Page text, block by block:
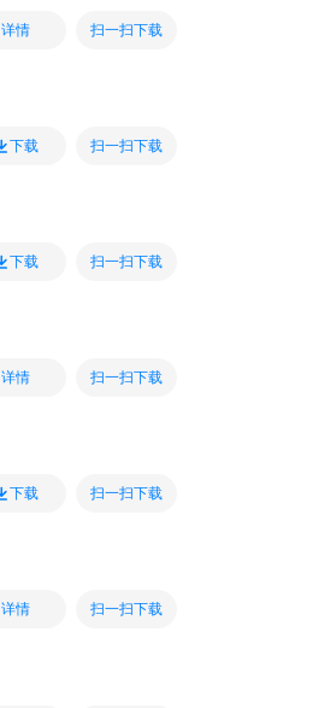
详情 扫一扫下载
下载 扫一扫下载
下载 扫一扫下载
详情 扫一扫下载
下载 扫一扫下载
详情 扫一扫下载